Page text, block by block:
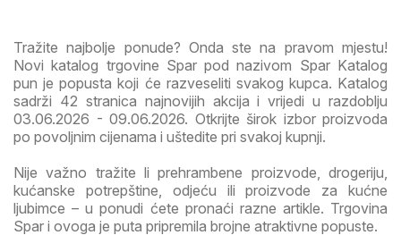
Tražite najbolje ponude? Onda ste na pravom mjestu!
Novi katalog trgovine Spar pod nazivom Spar Katalog
pun je popusta koji će razveseliti svakog kupca. Katalog
sadrži 42 stranica najnovijih akcija i vrijedi u razdoblju
03.06.2026 - 09.06.2026. Otkrijte širok izbor proizvoda
po povoljnim cijenama i uštedite pri svakoj kupnji.
Nije važno tražite li prehrambene proizvode, drogeriju,
kućanske potrepštine, odjeću ili proizvode za kućne
ljubimce – u ponudi ćete pronaći razne artikle. Trgovina
Spar i ovoga je puta pripremila brojne atraktivne popuste.